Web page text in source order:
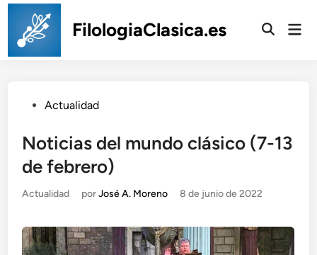
Saltar
contenido
FilologiaClasica.es
Publicado
Actualidad
Noticias del mundo clásico (7-13
de febrero)
Publicado
Actualidad porJosé A. Moreno 8 de junio de 2022